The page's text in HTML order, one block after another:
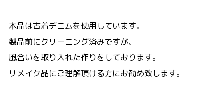
本品は古着デニムを使用しています。
製品前にクリーニング済みですが、
風合いを取り入れた作りをしております。
リメイク品にご理解頂ける方にお勧め致します。